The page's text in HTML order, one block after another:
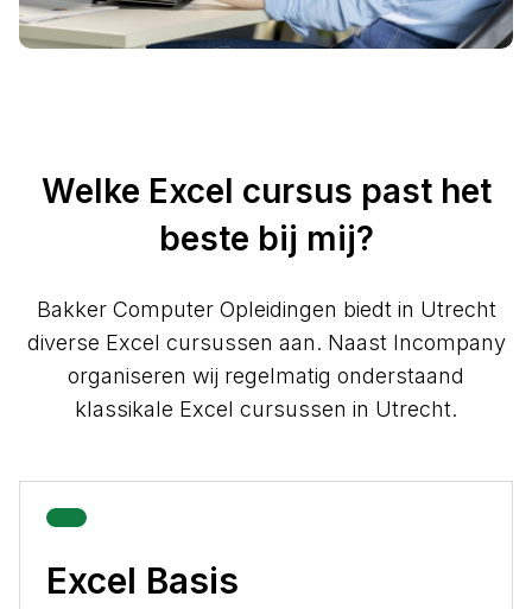
Welke Excel cursus past het
beste bij mij?
Bakker Computer Opleidingen biedt in Utrecht
diverse Excel cursussen aan. Naast Incompany
organiseren wij regelmatig onderstaand
klassikale Excel cursussen in Utrecht.
Excel Basis